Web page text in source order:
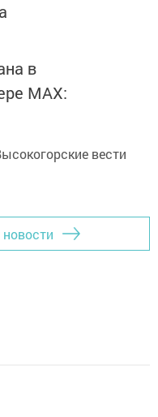
в
MАХ:
вести